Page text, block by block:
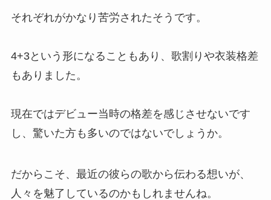
アーティストグッズ買取のセカン
オフとどちらがいいか調査！
は？買取できないものや買取キャ
ンセルの有無を調査
まんだらけのジャニーズ買取の口
コミは？買取できないものや買取
それぞれがかなり苦労されたそうです。
4+3という形になることもあり、歌割りや衣装格差
もありました。
現在ではデビュー当時の格差を感じさせないです
し、驚いた方も多いのではないでしょうか。
だからこそ、最近の彼らの歌から伝わる想いが、
人々を魅了しているのかもしれませんね。